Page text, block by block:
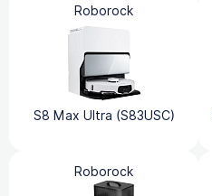
Roborock
S8 Max Ultra (S83USC)
Roborock